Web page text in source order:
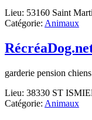
Lieu: 53160 Saint
Catégorie: Animaux
garderie pension
Lieu: 38330 ST
Catégorie: Animaux